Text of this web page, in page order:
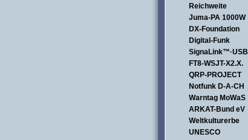
Reichweite
Juma-PA 1000W
DX-Foundation
Digital-Funk
SignaLink™·USB
FT8-WSJT-X2.X.
QRP-PROJECT
Notfunk D-A-CH
Warntag MoWaS
ARKAT-Bund eV
Weltkulturerbe
UNESCO